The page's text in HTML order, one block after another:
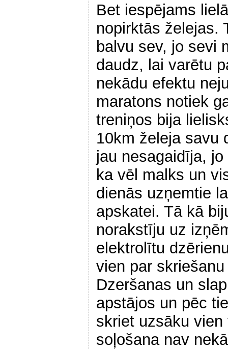
Bet iespējams
nopirktās želejas.
balvu sev, jo sevi
daudz, lai varētu
nekādu efektu
maratons notiek
treniņos bija
10km želeja savu
jau nesagaidīja,
ka vēl malks un
dienās uzņemtie
apskatei. Tā kā
norakstīju uz
elektrolītu
vien par
Dzeršanas un
apstājos un pēc
skriet uzsāku
soļošana nav